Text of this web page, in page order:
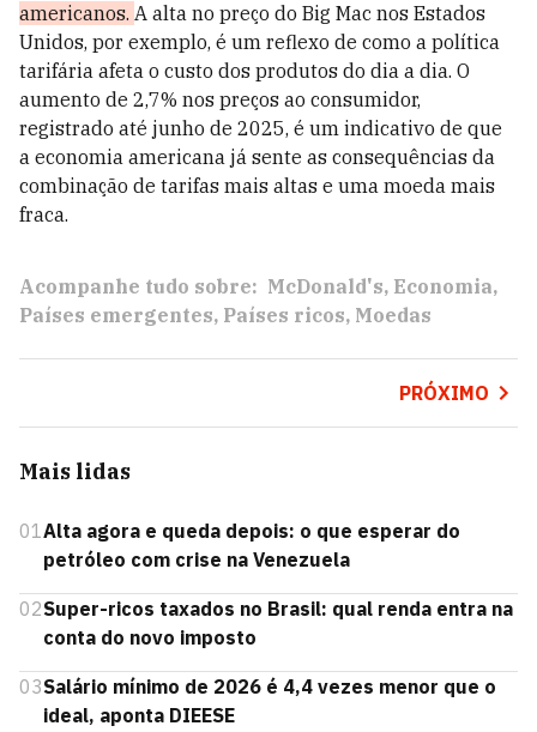
americanos. A alta no preço do Big Mac nos Estados
Unidos, por exemplo, é um reflexo de como a política
tarifária afeta o custo dos produtos do dia a dia. O
aumento de 2,7% nos preços ao consumidor,
registrado até junho de 2025, é um indicativo de que
a economia americana já sente as consequências da
combinação de tarifas mais altas e uma moeda mais
fraca.
Acompanhe tudo sobre: McDonald's Economia
Países emergentes Países ricos Moedas
PRÓXIMO
Mais lidas
01Alta agora e queda depois: o que esperar do
petróleo com crise na Venezuela
02Super-ricos taxados no Brasil: qual renda entra na
conta do novo imposto
03Salário mínimo de 2026 é 4,4 vezes menor que o
ideal, aponta DIEESE